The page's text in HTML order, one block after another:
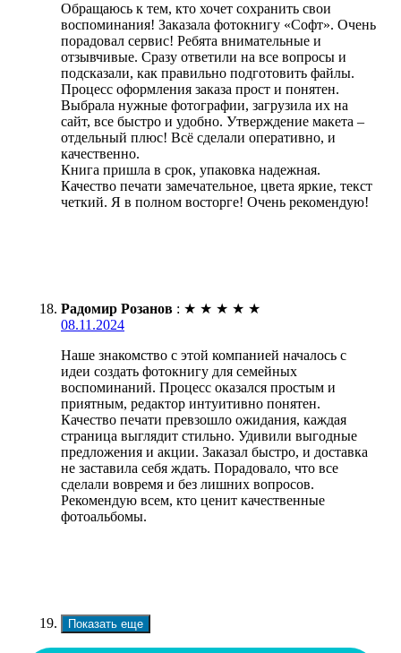
Обращаюсь к тем, кто хочет сохранить свои
воспоминания! Заказала фотокнигу «Софт». Очень
порадовал сервис! Ребята внимательные и
отзывчивые. Сразу ответили на все вопросы и
подсказали, как правильно подготовить файлы.
Процесс оформления заказа прост и понятен.
Выбрала нужные фотографии, загрузила их на
сайт, все быстро и удобно. Утверждение макета –
отдельный плюс! Всё сделали оперативно, и
качественно.
Книга пришла в срок, упаковка надежная.
Качество печати замечательное, цвета яркие, текст
четкий. Я в полном восторге! Очень рекомендую!
Радомир Розанов : ★ ★ ★ ★ ★
08.11.2024
Наше знакомство с этой компанией началось с
идеи создать фотокнигу для семейных
воспоминаний. Процесс оказался простым и
приятным, редактор интуитивно понятен.
Качество печати превзошло ожидания, каждая
страница выглядит стильно. Удивили выгодные
предложения и акции. Заказал быстро, и доставка
не заставила себя ждать. Порадовало, что все
сделали вовремя и без лишних вопросов.
Рекомендую всем, кто ценит качественные
фотоальбомы.
Показать еще